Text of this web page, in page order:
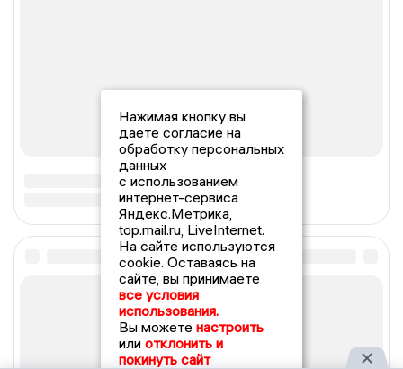
Нажимая кнопку вы
даете согласие на
обработку персональных
данных
с использованием
интернет-сервиса
Яндекс.Метрика,
top.mail.ru, LiveInternet.
На сайте используются
cookie. Оставаясь на
сайте, вы принимаете
все условия
использования.
Вы можете настроить
или отклонить и
покинуть сайт